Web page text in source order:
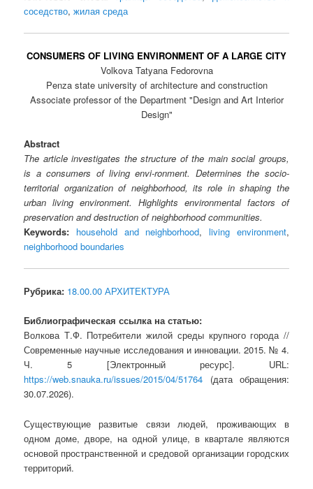
соседство,жилая среда
CONSUMERS OF LIVING ENVIRONMENT OF A LARGE CITY
Volkova Tatyana Fedorovna
Penza state university of architecture and construction
Associate professor of the Department "Design and Art Interior
Design"
Abstract
The article investigates the structure of the main social groups,
is a consumers of living envi-ronment. Determines the socio-
territorial organization of neighborhood, its role in shaping the
urban living environment. Highlights environmental factors of
preservation and destruction of neighborhood communities.
Keywords: household and neighborhood,living environment,
neighborhood boundaries
Рубрика: 18.00.00 АРХИТЕКТУРА
Библиографическая ссылка на статью:
Волкова Т.Ф. Потребители жилой среды крупного города //
Современные научные исследования и инновации. 2015. № 4.
Ч. 5 [Электронный ресурс]. URL:
https://web.snauka.ru/issues/2015/04/51764 (дата обращения:
30.07.2026).
Существующие развитые связи людей, проживающих в
одном доме, дворе, на одной улице, в квартале являются
основой пространственной и средовой организации городских
территорий.